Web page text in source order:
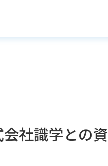
社識学との